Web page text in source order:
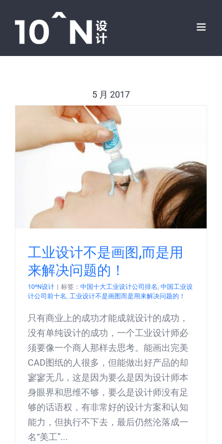
5 月 2017
工业设计不是画图,而是用
来解决问题的！
10^N设计 | 标签： 中国十大工业设计公司排名, 中国工业设
计公司前十名, 工业设计不是画图而是用来解决问题的！
只有商业上的成功才能成就设计的成功，
没有单纯设计的成功，一个工业设计师必
须要像一个商人那样去思考。能画出完美
CAD图纸的人很多，但能做出好产品的却
寥寥无几，这是因为要么是因为设计师本
身眼界和思维不够，要么是设计师没有足
够的话语权，有非常好的设计方案和认知
能力，但执行不下去，最后仍然沦落成一
名“美工”...